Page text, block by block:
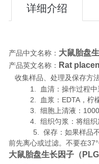
详细介绍
产品中文名称： 大鼠胎盘
产品英文名称： Rat
收集样品、处理及保存方法
1. 血清：操作过程中避
2. 血浆：EDTA，柠檬酸
3. 细胞上清液：1000*g
4. 组织匀浆：将组织加
5. 保存：如果样品不立即
前先离心或过滤。不要在
大鼠胎盘生长因子（